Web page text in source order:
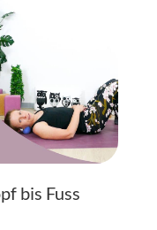
bis Fuss